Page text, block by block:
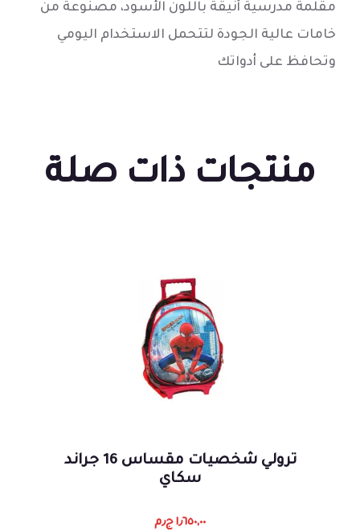
مقلمة مدرسية أنيقة باللون الأسود، مصنوعة من
خامات عالية الجودة لتتحمل الاستخدام اليومي
وتحافظ على أدواتك
منتجات ذات صلة
ترولي شخصيات مقساس 16 جراند
سكاي
١٫٦٥٠,٠٠ ج٫م